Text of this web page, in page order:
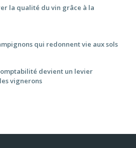
la qualité du vin grâce à la
qui redonnent vie aux sols
devient un levier
vignerons